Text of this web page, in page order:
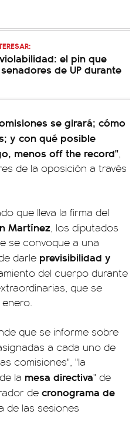
el pin que
de UP durante
se girará; cómo
y con qué posible
menos off the record",
de la oposición a través
que lleva la firma del
Martínez, los diputados
se convoque a una
darle previsibilidad y
del cuerpo durante
que se
que se informe sobre
a cada uno de
comisiones", "la
la mesa directiva" de
de cronograma de
de las sesiones